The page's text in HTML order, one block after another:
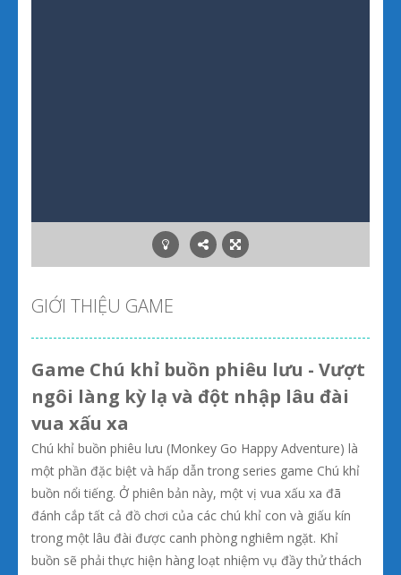
GIỚI THIỆU GAME
Game Chú khỉ buồn phiêu lưu - Vượt
ngôi làng kỳ lạ và đột nhập lâu đài
vua xấu xa
Chú khỉ buồn phiêu lưu (Monkey Go Happy Adventure) là
một phần đặc biệt và hấp dẫn trong series game Chú khỉ
buồn nổi tiếng. Ở phiên bản này, một vị vua xấu xa đã
đánh cắp tất cả đồ chơi của các chú khỉ con và giấu kín
trong một lâu đài được canh phòng nghiêm ngặt. Khỉ
buồn sẽ phải thực hiện hàng loạt nhiệm vụ đầy thử thách